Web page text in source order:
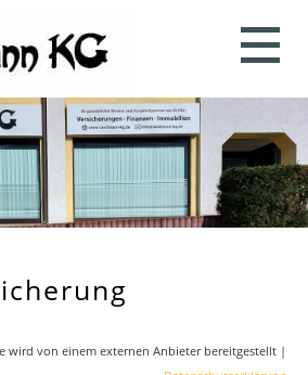
wird von einem externen Anbieter bereitgestellt |